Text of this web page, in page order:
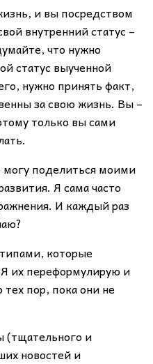
и вы посредством
внутренний статус –
что нужно
статус выученной
нужно принять факт,
за свою жизнь. Вы –
только вы сами
поделиться моими
Я сама часто
И каждый раз
которые
их переформулирую и
пор, пока они не
(тщательного и
новостей и